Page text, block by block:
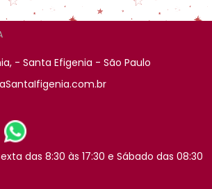
- Santa Efigenia - São Paulo
das 8:30 às 17:30 e Sábado das 08:30